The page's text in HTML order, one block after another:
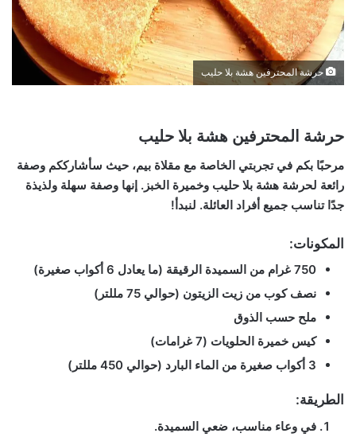
حرشة المحترفين هشة بلا حليب
حرشة المحترفين هشة بلا حليب
مرحبًا بكم في تجربتي الخاصة مع مقلاة بيم، حيث سأشارككم وصفة
رائعة لحرشة هشة بلا حليب وخميرة الخبز. إنها وصفة سهلة ولذيذة
جدًا تناسب جميع أفراد العائلة. لنبدأ!
المكونات:
750 غرام من السميدة الرقيقة (ما يعادل 6 أكواب صغيرة)
نصف كوب من زيت الزيتون (حوالي 75 مللتر)
ملح حسب الذوق
كيس خميرة الحلويات (7 غرامات)
3 أكواب صغيرة من الماء البارد (حوالي 450 مللتر)
الطريقة:
في وعاء مناسب، ضعي السميدة.